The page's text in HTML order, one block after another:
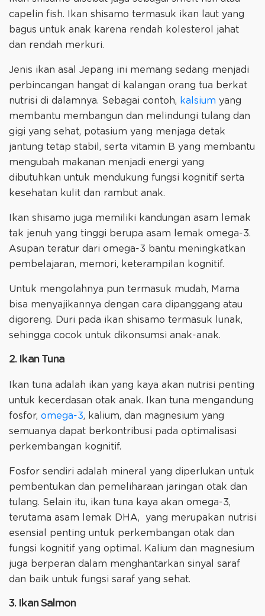
capelin fish. Ikan shisamo termasuk ikan laut yang
bagus untuk anak karena rendah kolesterol jahat
dan rendah merkuri.
Jenis ikan asal Jepang ini memang sedang menjadi
perbincangan hangat di kalangan orang tua berkat
nutrisi di dalamnya. Sebagai contoh, kalsium yang
membantu membangun dan melindungi tulang dan
gigi yang sehat, potasium yang menjaga detak
jantung tetap stabil, serta vitamin B yang membantu
mengubah makanan menjadi energi yang
dibutuhkan untuk mendukung fungsi kognitif serta
kesehatan kulit dan rambut anak.
Ikan shisamo juga memiliki kandungan asam lemak
tak jenuh yang tinggi berupa asam lemak omega-3.
Asupan teratur dari omega-3 bantu meningkatkan
pembelajaran, memori, keterampilan kognitif.
Untuk mengolahnya pun termasuk mudah, Mama
bisa menyajikannya dengan cara dipanggang atau
digoreng. Duri pada ikan shisamo termasuk lunak,
sehingga cocok untuk dikonsumsi anak-anak.
2. Ikan Tuna
Ikan tuna adalah ikan yang kaya akan nutrisi penting
untuk kecerdasan otak anak. Ikan tuna mengandung
fosfor, omega-3, kalium, dan magnesium yang
semuanya dapat berkontribusi pada optimalisasi
perkembangan kognitif.
Fosfor sendiri adalah mineral yang diperlukan untuk
pembentukan dan pemeliharaan jaringan otak dan
tulang. Selain itu, ikan tuna kaya akan omega-3,
terutama asam lemak DHA, yang merupakan nutrisi
esensial penting untuk perkembangan otak dan
fungsi kognitif yang optimal. Kalium dan magnesium
juga berperan dalam menghantarkan sinyal saraf
dan baik untuk fungsi saraf yang sehat.
3. Ikan Salmon